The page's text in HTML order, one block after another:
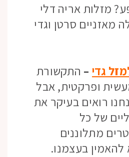
מזלות אריה דלי
מאזניים סרטן וגדי
גדי – התקשורת
ופרקטית, אבל
רואים בעיקר את
של כל
מתלוננים
בעצמנו.